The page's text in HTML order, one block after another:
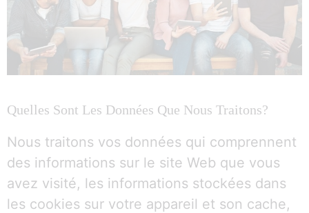
Quelles Sont Les Données Que Nous Traitons?
Nous traitons vos données qui comprennent
des informations sur le site Web que vous
avez visité, les informations stockées dans
les cookies sur votre appareil et son cache,